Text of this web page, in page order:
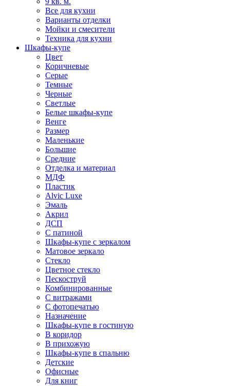
Все для кухни
Варианты отделки
Мойки и смесители
Техника для кухни
Шкафы-купе
Цвет
Коричневые
Серые
Темные
Черные
Светлые
Белые шкафы-купе
Венге
Размер
Маленькие
Большие
Средние
Отделка и материал
МДФ
Пластик
Alvic Luxe
Эмаль
Акрил
ДСП
С патиной
Шкафы-купе с зеркалом
Матовое зеркало
Стекло
Цветное стекло
Пескоструй
Комбинированные
С витражами
С фотопечатью
Назначение
Шкафы-купе в гостиную
В коридор
В прихожую
Шкафы-купе в спальню
Детские
Офисные
Для книг